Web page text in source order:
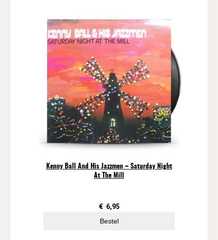
i
t
a
g
e
a
a
a
l
Kenny Ball And His Jazzmen – Saturday Night
At The Mill
€ 6,95
Bestel